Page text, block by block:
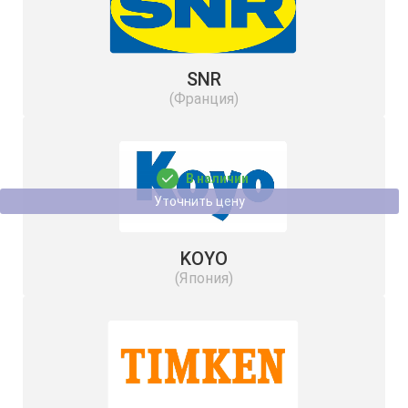
В наличии
Уточнить цену
SNR
(Франция)
KOYO
(Япония)